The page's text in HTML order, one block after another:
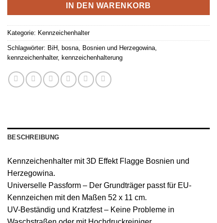
IN DEN WARENKORB
Kategorie: Kennzeichenhalter
Schlagwörter: BiH bosna Bosnien und Herzegowina
kennzeichenhalter, kennzeichenhalterung
BESCHREIBUNG
Kennzeichenhalter mit 3D Effekt Flagge Bosnien und
Herzegowina.
Universelle Passform – Der Grundträger passt für EU-
Kennzeichen mit den Maßen 52 x 11 cm.
UV-Beständig und Kratzfest – Keine Probleme in